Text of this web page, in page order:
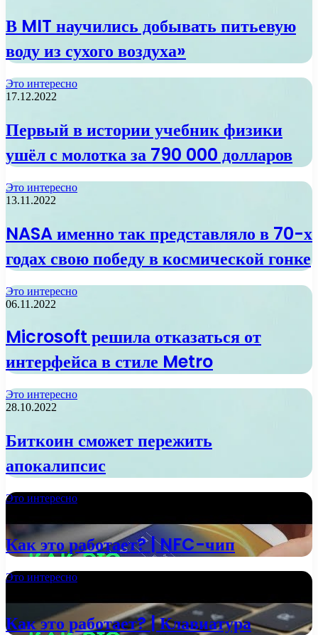
В MIT научились добывать питьевую
воду из сухого воздуха»
Это интересно
17.12.2022
Первый в истории учебник физики
ушёл с молотка за 790 000 долларов
Это интересно
13.11.2022
NASA именно так представляло в 70-х
годах свою победу в космической гонке
Это интересно
06.11.2022
Microsoft решила отказаться от
интерфейса в стиле Metro
Это интересно
28.10.2022
Биткоин сможет пережить
апокалипсис
Это интересно
Как это работает? | NFC-чип
Это интересно
Как это работает? | Клавиатура